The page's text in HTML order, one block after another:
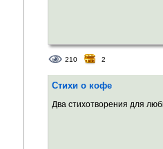
210 2
Стихи о кофе
Два стихотворения для